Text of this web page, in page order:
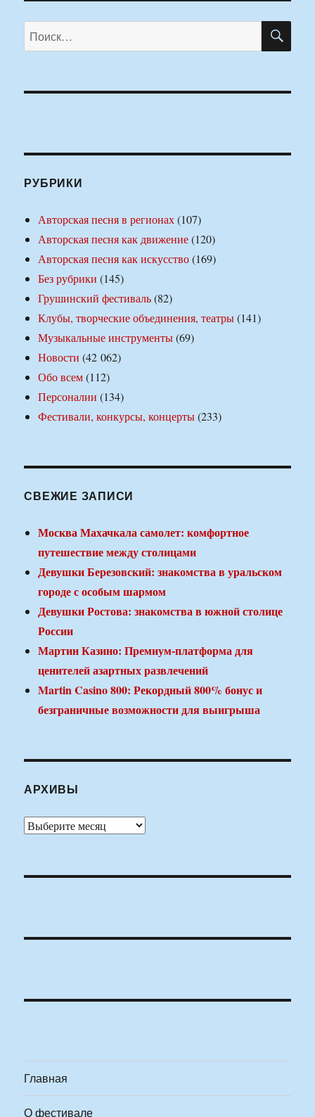
Искать:
РУБРИКИ
Авторская песня в регионах(107)
Авторская песня как движение(120)
Авторская песня как искусство(169)
Без рубрики (145)
Грушинский фестиваль(82)
Клубы, творческие объединения, театры(141)
Музыкальные инструменты(69)
Новости (42 062)
Обо всем(112)
Персоналии (134)
Фестивали, конкурсы, концерты(233)
СВЕЖИЕ ЗАПИСИ
Москва Махачкала самолет: комфортное
путешествие между столицами
Девушки Березовский: знакомства в уральском
городе с особым шармом
Девушки Ростова: знакомства в южной столице
России
Мартин Казино: Премиум-платформа для
ценителей азартных развлечений
Martin Casino 800: Рекордный 800% бонус и
безграничные возможности для выигрыша
АРХИВЫ
Архивы
Главная
О фестивале